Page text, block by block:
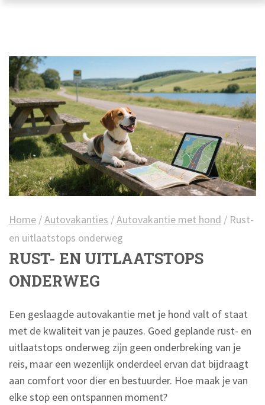
Home /Autovakanties /Autovakantie met hond / Rust-
en uitlaatstops onderweg
RUST- EN UITLAATSTOPS
ONDERWEG
Een geslaagde autovakantie met je hond valt of staat
met de kwaliteit van je pauzes. Goed geplande rust- en
uitlaatstops onderweg zijn geen onderbreking van je
reis, maar een wezenlijk onderdeel ervan dat bijdraagt
aan comfort voor dier en bestuurder. Hoe maak je van
elke stop een ontspannen moment?